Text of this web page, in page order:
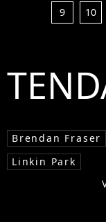
9
10
Brendan Fraser
Linkin Park